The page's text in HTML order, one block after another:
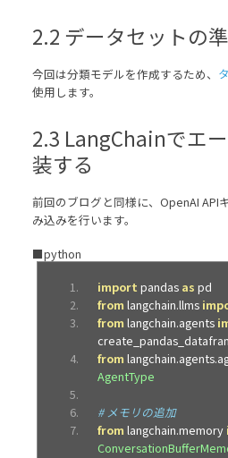
2.2 データセットの
今回は分類モデルを作成するため、
使用します。
2.3 LangChainでエ
装する
前回のブログと同様に、OpenAI API
み込みを行います。
■python
import pandas as pd
from langchain.llms
from langchain.agents
from langchain.agents.
AgentType
# メモリの追加
from langchain.memory